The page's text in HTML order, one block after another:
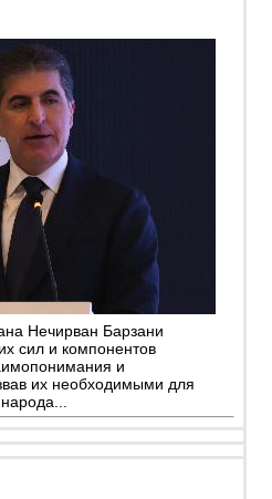
Нечирван Барзани
сил и компонентов
и
их необходимыми для